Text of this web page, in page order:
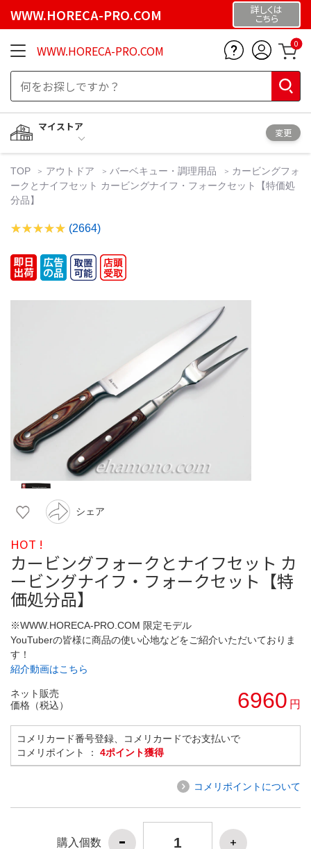
WWW.HORECA-PRO.COM 詳しくは
こちら
WWW.HORECA-PRO.COM 0
マイストア
変更
TOP アウトドア バーベキュー・調理用品
カービングフォ
ークとナイフセット カービングナイフ・フォークセット【特価処
分品】
(2664)
シェア
HOT !
カービングフォークとナイフセット カ
ービングナイフ・フォークセット【特
価処分品】
※WWW.HORECA-PRO.COM 限定モデル
YouTuberの皆様に商品の使い心地などをご紹介いただいておりま
す！
紹介動画はこちら
ネット販売
価格（税込）
6960 円
コメリカード番号登録、コメリカードでお支払いで
コメリポイント ： 4ポイント獲得
コメリポイントについて
購入個数